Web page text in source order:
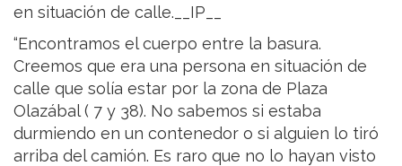
en situación de calle.__IP__
“Encontramos el cuerpo entre la basura.
Creemos que era una persona en situación de
calle que solía estar por la zona de Plaza
Olazábal ( 7 y 38). No sabemos si estaba
durmiendo en un contenedor o si alguien lo tiró
arriba del camión. Es raro que no lo hayan visto